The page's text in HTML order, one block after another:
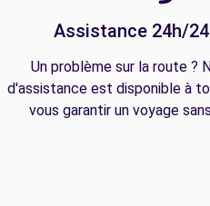
Assistance 24h/
Un problème sur la route ?
d'assistance est disponible à
vous garantir un voyage